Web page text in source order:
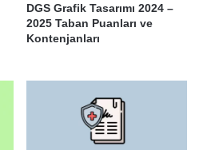
DGS Grafik Tasarımı 2024 –
2025 Taban Puanları ve
Kontenjanları